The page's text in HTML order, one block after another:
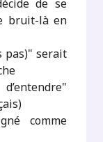
de se
bruit-là en
pas)" serait
comme